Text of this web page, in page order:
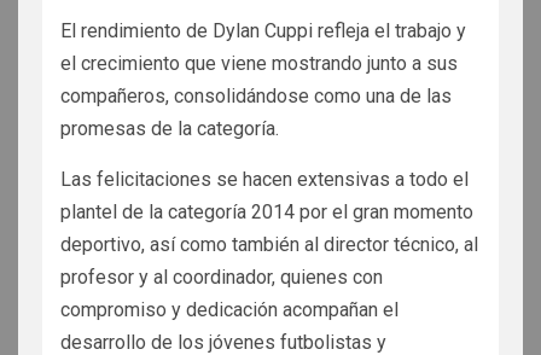
El rendimiento de Dylan Cuppi refleja el trabajo y
el crecimiento que viene mostrando junto a sus
compañeros, consolidándose como una de las
promesas de la categoría.
Las felicitaciones se hacen extensivas a todo el
plantel de la categoría 2014 por el gran momento
deportivo, así como también al director técnico, al
profesor y al coordinador, quienes con
compromiso y dedicación acompañan el
desarrollo de los jóvenes futbolistas y